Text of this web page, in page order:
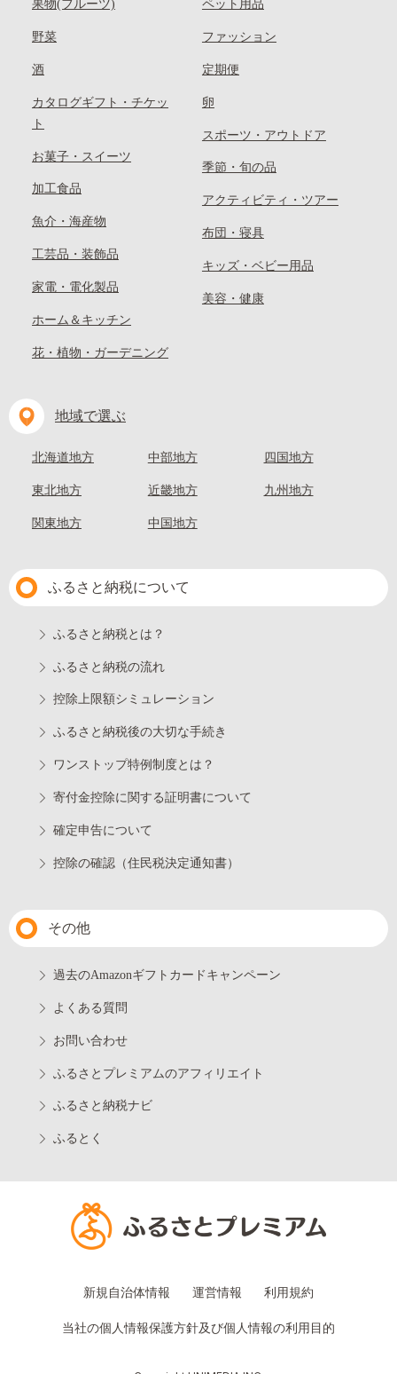
果物(フルーツ)
野菜
酒
カタログギフト・チケッ
ト
お菓子・スイーツ
加工食品
魚介・海産物
工芸品・装飾品
家電・電化製品
ホーム＆キッチン
花・植物・ガーデニング
ペット用品
ファッション
定期便
卵
スポーツ・アウトドア
季節・旬の品
アクティビティ・ツアー
布団・寝具
キッズ・ベビー用品
美容・健康
地域で選ぶ
北海道地方
東北地方
関東地方
中部地方
近畿地方
中国地方
四国地方
九州地方
ふるさと納税について
ふるさと納税とは？
ふるさと納税の流れ
控除上限額シミュレーション
ふるさと納税後の大切な手続き
ワンストップ特例制度とは？
寄付金控除に関する証明書について
確定申告について
控除の確認（住民税決定通知書）
その他
過去のAmazonギフトカードキャンペーン
よくある質問
お問い合わせ
ふるさとプレミアムのアフィリエイト
ふるさと納税ナビ
ふるとく
新規自治体情報 運営情報 利用規約
当社の個人情報保護方針及び個人情報の利用目的